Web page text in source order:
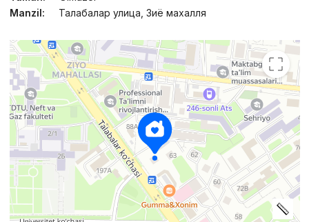
Manzil:
Талабалар улица, Зиё махалля